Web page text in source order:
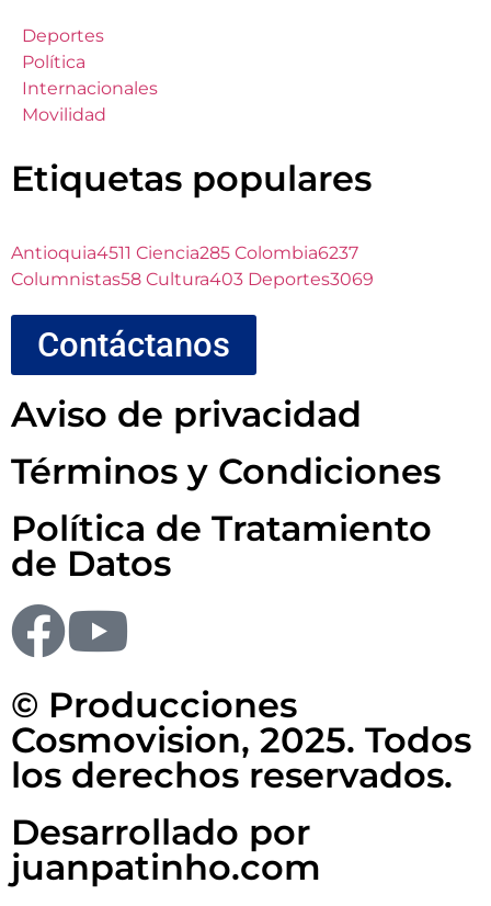
Deportes
Política
Internacionales
Movilidad
Etiquetas populares
Antioquia4511 Ciencia285 Colombia6237
Columnistas58 Cultura403 Deportes3069
Contáctanos
Aviso de privacidad
Términos y Condiciones
Política de Tratamiento
de Datos
© Producciones
Cosmovision, 2025. Todos
los derechos reservados.
Desarrollado por
juanpatinho.com